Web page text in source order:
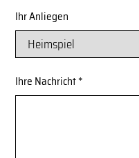
Ihr Anliegen
Ihre Nachricht *